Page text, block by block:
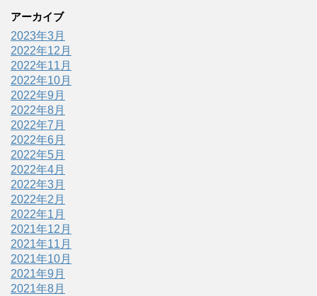
アーカイブ
2023年3月
2022年12月
2022年11月
2022年10月
2022年9月
2022年8月
2022年7月
2022年6月
2022年5月
2022年4月
2022年3月
2022年2月
2022年1月
2021年12月
2021年11月
2021年10月
2021年9月
2021年8月